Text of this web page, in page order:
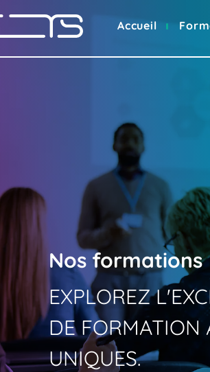
Accueil
Nos formations
EXPLOREZ
DE FORMATION
UNIQUES.